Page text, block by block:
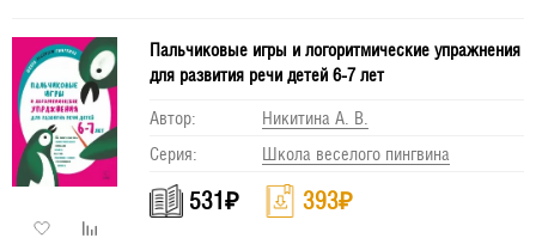
Пальчиковые игры и логоритмические упражнения
для развития речи детей 6-7 лет
Автор:
Никитина А. В.
Серия:
Школа веселого пингвина
531₽ 393₽